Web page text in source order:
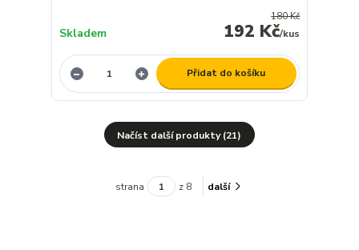
180 Kč
192 Kč/kus
Skladem
Přidat do košíku
Načíst další produkty (21)
strana z 8 další